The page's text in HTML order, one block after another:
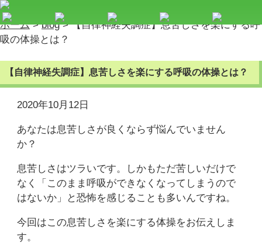
ホーム>blog>【自律神経失調症】息苦しさを楽にする呼
吸の体操とは？
【自律神経失調症】息苦しさを楽にする呼吸の体操とは？
2020年10月12日
あなたは息苦しさが良くならず悩んでいません
か？
息苦しさはツラいです。しかもただ苦しいだけで
なく「このまま呼吸ができなくなってしまうので
はないか」と恐怖を感じることも多いんですね。
今回はこの息苦しさを楽にする体操をお伝えしま
す。